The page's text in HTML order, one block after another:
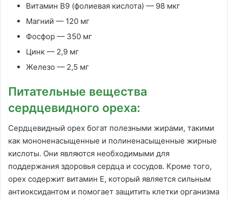
Витамин В9 (фолиевая кислота) — 98 мкг
Магний — 120 мг
Фосфор — 350 мг
Цинк — 2,9 мг
Железо — 2,5 мг
Питательные вещества
сердцевидного ореха:
Сердцевидный орех богат полезными жирами, такими
как мононенасыщенные и полиненасыщенные жирные
кислоты. Они являются необходимыми для
поддержания здоровья сердца и сосудов. Кроме того,
орех содержит витамин Е, который является сильным
антиоксидантом и помогает защитить клетки организма